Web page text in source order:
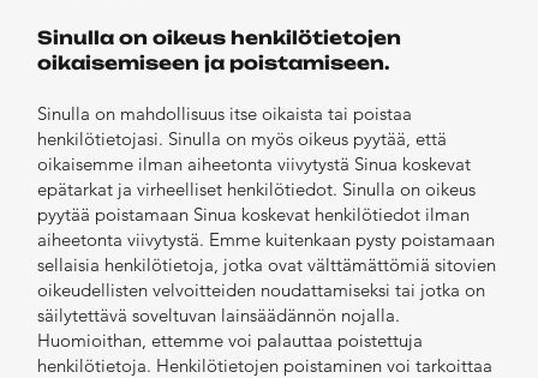
Sinulla on oikeus henkilötietojen
oikaisemiseen ja poistamiseen.
Sinulla on mahdollisuus itse oikaista tai poistaa
henkilötietojasi. Sinulla on myös oikeus pyytää, että
oikaisemme ilman aiheetonta viivytystä Sinua koskevat
epätarkat ja virheelliset henkilötiedot. Sinulla on oikeus
pyytää poistamaan Sinua koskevat henkilötiedot ilman
aiheetonta viivytystä. Emme kuitenkaan pysty poistamaan
sellaisia henkilötietoja, jotka ovat välttämättömiä sitovien
oikeudellisten velvoitteiden noudattamiseksi tai jotka on
säilytettävä soveltuvan lainsäädännön nojalla.
Huomioithan, ettemme voi palauttaa poistettuja
henkilötietoja. Henkilötietojen poistaminen voi tarkoittaa